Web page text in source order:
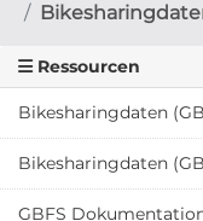
Ressourcen
Bikesharingdaten
Bikesharingdaten
GBFS